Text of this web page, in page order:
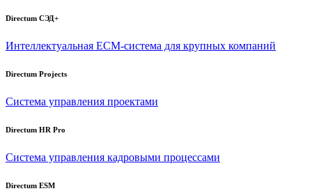
Directum СЭД+
Интеллектуальная ECM-система для крупных компаний
Directum Projects
Система управления проектами
Directum HR Pro
Система управления кадровыми процессами
Directum ESM